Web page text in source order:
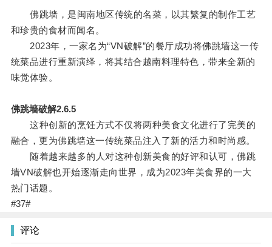
佛跳墙，是闽南地区传统的名菜，以其繁复的制作工艺
和珍贵的食材而闻名。
2023年，一家名为“VN破解”的餐厅成功将佛跳墙这一传
统菜品进行重新演绎，将其结合越南料理特色，带来全新的
味觉体验。
佛跳墙破解2.6.5
这种创新的烹饪方式不仅将两种美食文化进行了完美的
融合，更为佛跳墙这一传统菜品注入了新的活力和时尚感。
随着越来越多的人对这种创新美食的好评和认可，佛跳
墙VN破解也开始逐渐走向世界，成为2023年美食界的一大
热门话题。
#37#
评论